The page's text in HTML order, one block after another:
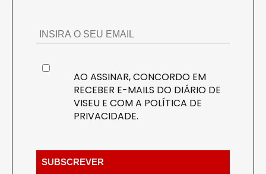
AO ASSINAR, CONCORDO EM
RECEBER E-MAILS DO DIÁRIO DE
VISEU E COM A POLÍTICA DE
PRIVACIDADE.